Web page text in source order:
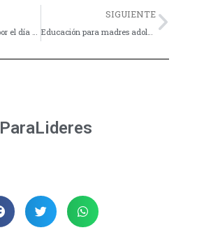
Idea para un video por el día de la madre
SIGUIENTE
Educación para madres adolescentes
ParaLideres